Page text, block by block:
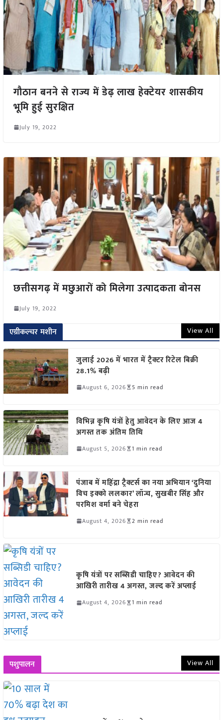
गौठान बनने से राज्य में डेढ़ लाख हेक्टेयर शासकीय
भूमि हुई सुरक्षित
July 19, 2022
छत्तीसगढ़ में मछुआरों को मिलेगा उत्पादकता बोनस
July 19, 2022
एग्रीकल्चर मशीन View All
जुलाई 2026 में भारत में ट्रैक्टर रिटेल बिक्री
28.1% बढ़ी
August 6, 2026 5 min read
विभिन्न कृषि यंत्रों हेतु आवेदन के लिए आज 4
अगस्त तक अंतिम तिथि
August 5, 2026 1 min read
पंजाब में महिंद्रा ट्रैक्टर्स का नया अभियान ‘दुनिया
विच इक्को ललकार’ लॉन्च, सुखबीर सिंह और
परमिश वर्मा बने चेहरा
August 4, 2026 2 min read
कृषि यंत्रों पर सब्सिडी चाहिए? आवेदन की
आखिरी तारीख 4 अगस्त, जल्द करें अप्लाई
August 4, 2026 1 min read
पशुपालन View All